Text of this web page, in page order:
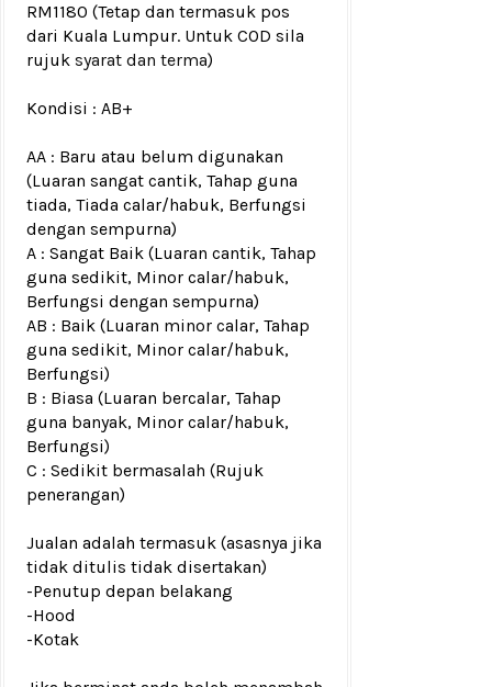
RM1180 (Tetap dan termasuk pos
dari Kuala Lumpur. Untuk COD sila
rujuk syarat dan terma)
Kondisi : AB+
AA : Baru atau belum digunakan
(Luaran sangat cantik, Tahap guna
tiada, Tiada calar/habuk, Berfungsi
dengan sempurna)
A : Sangat Baik (Luaran cantik, Tahap
guna sedikit, Minor calar/habuk,
Berfungsi dengan sempurna)
AB : Baik (Luaran minor calar, Tahap
guna sedikit, Minor calar/habuk,
Berfungsi)
B : Biasa (Luaran bercalar, Tahap
guna banyak, Minor calar/habuk,
Berfungsi)
C : Sedikit bermasalah (Rujuk
penerangan)
Jualan adalah termasuk (asasnya jika
tidak ditulis tidak disertakan)
-Penutup depan belakang
-Hood
-Kotak